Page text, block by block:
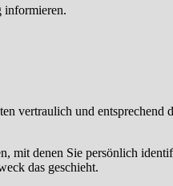
informieren.
vertraulich und
mit denen Sie persönlich
das geschieht.